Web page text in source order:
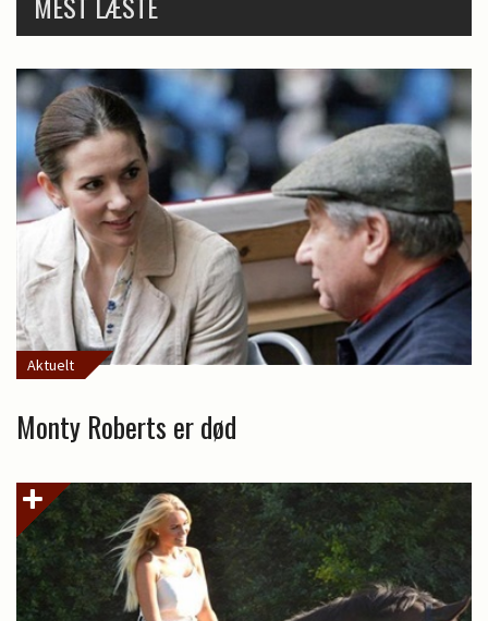
Aktuelt
Monty Roberts er død